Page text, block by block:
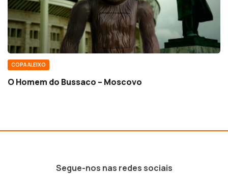
COPA ALEIXO
O Homem do Bussaco – Moscovo
Segue-nos nas redes sociais